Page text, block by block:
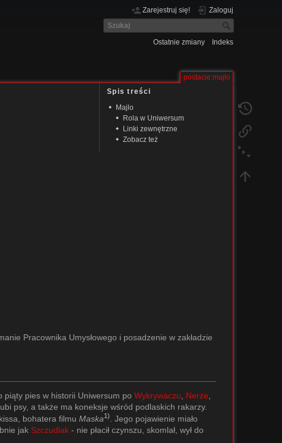
Zarejestruj się! Zaloguj
Ostatnie zmiany Indeks
postacie:majlo
Spis treści
Majlo
Rola w Uniwersum
Linki zewnętrzne
Zobacz też
Pracownika Umysłowego i posadzenie w zakładzie
piąty pies w historii Uniwersum po Wykrywaczu Nerze
lubi psy, a także ma koneksje wśród podlaskich rakarzy.
bohatera filmu Maska1)
. Jego pojawienie miało
jak Szczudlak - nie płacił czynszu, skomlał, wył do